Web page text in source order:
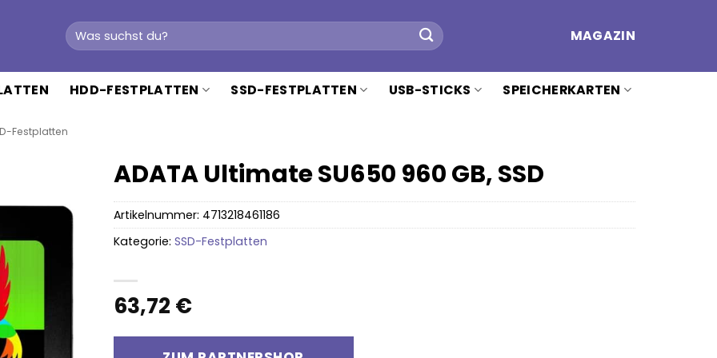
Suchen
nach:
MAGAZIN
HDD-FESTPLATTEN SSD-FESTPLATTEN USB-STICKS SPEICHERKARTEN
Festplatten
ADATA Ultimate SU650 960 GB, SSD
63,72 €
Artikelnummer: 4713218461186
Kategorie: SSD-Festplatten